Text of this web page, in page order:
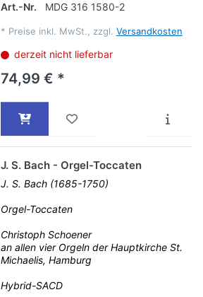
Art.-Nr.
MDG 316 1580-2
* Preise inkl. MwSt., zzgl. Versandkosten
derzeit nicht lieferbar
74,99 € *
J. S. Bach - Orgel-Toccaten
J. S. Bach (1685-1750)
Orgel-Toccaten
Christoph Schoener
an allen vier Orgeln der Hauptkirche St.
Michaelis, Hamburg
Hybrid-SACD